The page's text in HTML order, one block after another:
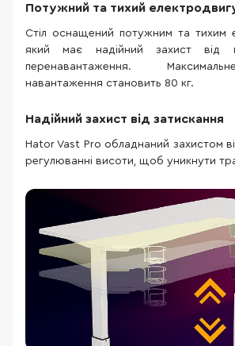
Потужний та тихий
Стіл оснащений потужним та тихим
який має надійний захист від
перенавантаження.
навантаження становить 80 кг.
Надійний захист від затискання
Hator Vast Pro обладнаний захистом
регулюванні висоти, щоб уникнути